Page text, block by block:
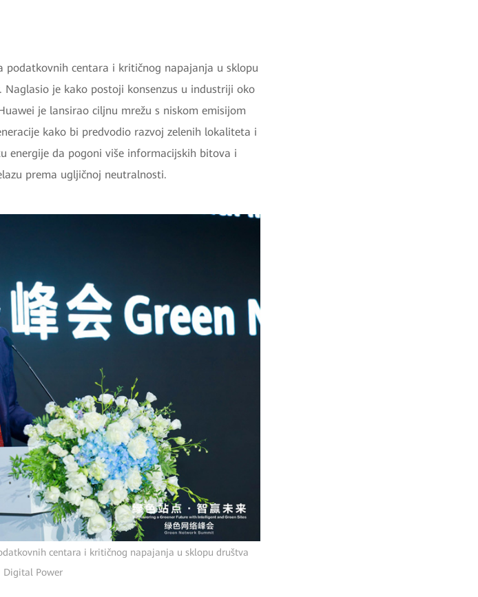
podatkovnih centara i kritičnog napajanja u sklopu
je kako postoji konsenzus u industriji oko
je lansirao ciljnu mrežu s niskom emisijom
kako bi predvodio razvoj zelenih lokaliteta i
energije da pogoni više informacijskih bitova i
prema ugljičnoj neutralnosti.
centara i kritičnog napajanja u sklopu društva
Digital Power